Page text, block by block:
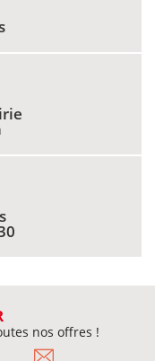
nos offres !